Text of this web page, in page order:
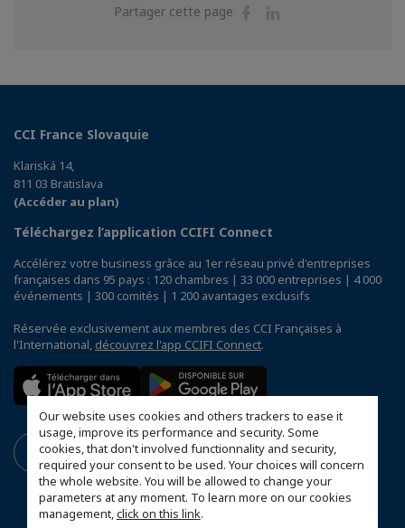
Our website uses cookies and others trackers to ease it
usage, improve its performance and security. Some
cookies, that don't involved functionnality and security,
required your consent to be used. Your choices will concern
the whole website. You will be allowed to change your
parameters at any moment. To learn more on our cookies
management,click on this link.
Partager cette page
Partager
CCI France Slovaquie
Klariská 14,
811 03 Bratislava
(Accéder au plan)
Téléchargez l’application CCIFI Connect
Accélérez votre business grâce au 1er réseau privé d'entreprises
françaises dans 95 pays : 120 chambres | 33 000 entreprises | 4 000
événements | 300 comités | 1 200 avantages exclusifs
Réservée exclusivement aux membres des CCI Françaises à
l'International, découvrez l'app CCIFI Connect.